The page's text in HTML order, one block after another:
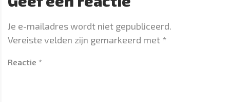
Je e-mailadres wordt niet gepubliceerd.
Vereiste velden zijn gemarkeerd met *
Reactie *